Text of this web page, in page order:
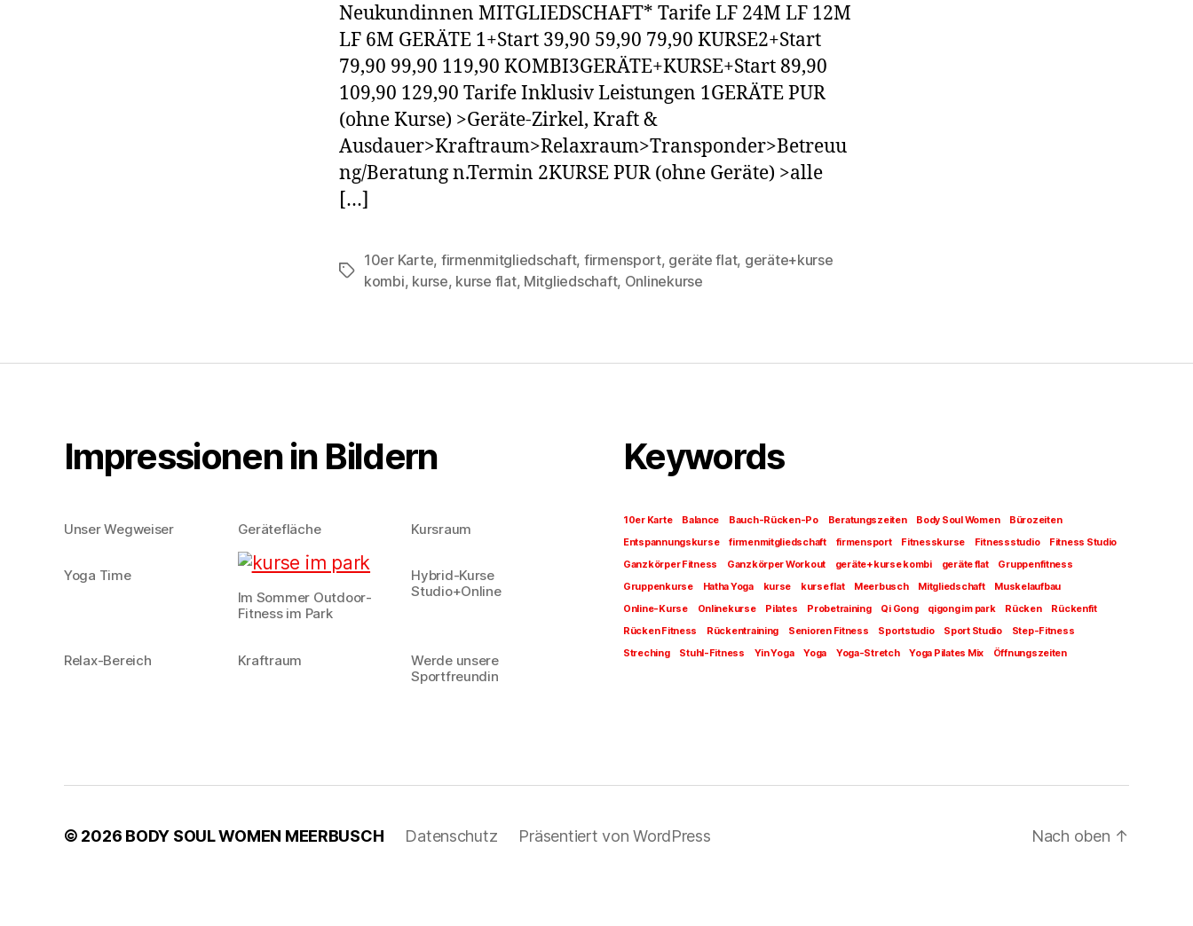
Neukundinnen MITGLIEDSCHAFT* Tarife LF 24M LF 12M
LF 6M GERÄTE 1+Start 39,90 59,90 79,90 KURSE2+Start
79,90 99,90 119,90 KOMBI3GERÄTE+KURSE+Start 89,90
109,90 129,90 Tarife Inklusiv Leistungen 1GERÄTE PUR
(ohne Kurse) >Geräte-Zirkel, Kraft &
Ausdauer>Kraftraum>Relaxraum>Transponder>Betreuu
ng/Beratung n.Termin 2KURSE PUR (ohne Geräte) >alle
[…]
Schlagwörter
10er Karte, firmenmitgliedschaft, firmensport, geräte flat, geräte+kurse
kombi, kurse, kurse flat, Mitgliedschaft, Onlinekurse
Impressionen in Bildern
Unser Wegweiser Gerätefläche Kursraum
Yoga Time
Im Sommer Outdoor-
Fitness im Park
Hybrid-Kurse
Studio+Online
Relax-Bereich Kraftraum
Werde unsere
Sportfreundin
Keywords
10er Karte Balance Bauch-Rücken-Po Beratungszeiten Body Soul Women
Bürozeiten
Entspannungskurse
firmenmitgliedschaft firmensport Fitnesskurse Fitnessstudio
Fitness Studio
Ganzkörper Fitness
Ganzkörper Workout geräte+kurse kombi geräte flat
Gruppenfitness
Gruppenkurse
Hatha Yoga kurse kurse flat Meerbusch Mitgliedschaft
Muskelaufbau
Online-Kurse
Onlinekurse Pilates Probetraining Qi Gong qigong im park Rücken
Rückenfit
Rücken Fitness
Rückentraining Senioren Fitness Sportstudio Sport Studio
Step-Fitness
Streching
Stuhl-Fitness Yin Yoga Yoga Yoga-Stretch Yoga Pilates Mix Öffnungszeiten
© 2026 BODY SOUL WOMEN MEERBUSCH Datenschutz Präsentiert von WordPress Nach oben ↑